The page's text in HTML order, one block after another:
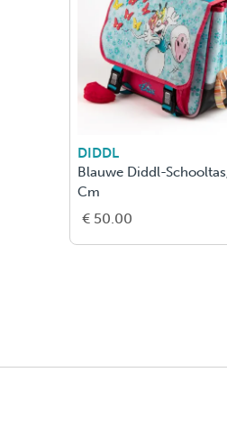
DIDDL
Blauwe Diddl-
Cm
€ 50.00